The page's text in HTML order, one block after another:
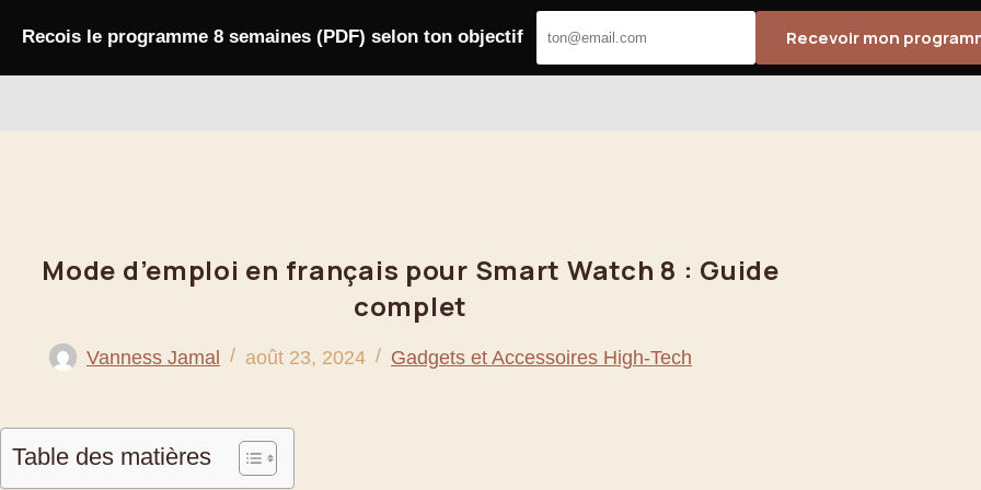
Mode d’emploi en français pour Smart Watch 8 : Guide
complet
Vanness Jamal août 23, 2024 Gadgets et Accessoires High-Tech
Table des matières
Recois le programme 8 semaines (PDF) selon ton objectif Recevoir mon